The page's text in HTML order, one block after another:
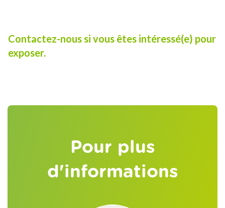
Contactez-nous si vous êtes intéressé(e) pour
exposer.
Pour plus
d'informations